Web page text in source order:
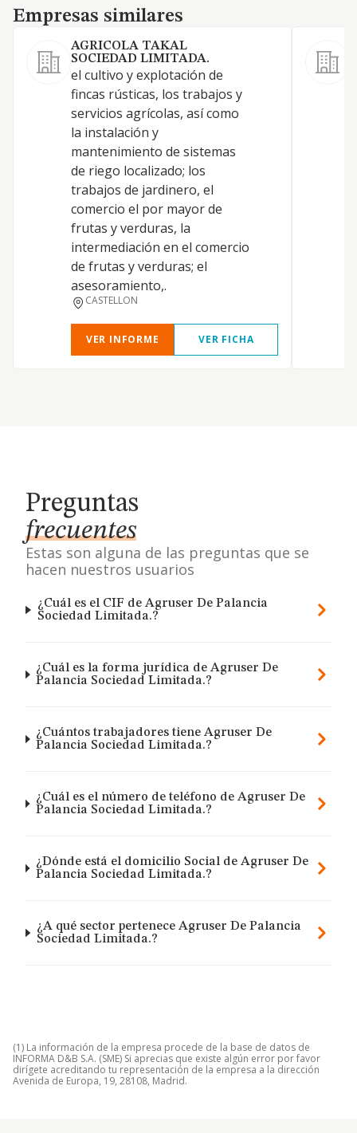
Empresas similares
Empresas similares
AGRICOLA TAKAL
SOCIEDAD LIMITADA.
el cultivo y explotación de
fincas rústicas, los trabajos y
servicios agrícolas, así como
la instalación y
mantenimiento de sistemas
de riego localizado; los
trabajos de jardinero, el
comercio el por mayor de
frutas y verduras, la
intermediación en el comercio
de frutas y verduras; el
asesoramiento,.
CASTELLON
VER INFORME VER FICHA
Preguntas
frecuentes
Estas son alguna de las preguntas que se
hacen nuestros usuarios
¿Cuál es el CIF de Agruser De Palancia
Sociedad Limitada.?
¿Cuál es la forma jurídica de Agruser De
Palancia Sociedad Limitada.?
¿Cuántos trabajadores tiene Agruser De
Palancia Sociedad Limitada.?
¿Cuál es el número de teléfono de Agruser De
Palancia Sociedad Limitada.?
¿Dónde está el domicilio Social de Agruser De
Palancia Sociedad Limitada.?
¿A qué sector pertenece Agruser De Palancia
Sociedad Limitada.?
(1) La información de la empresa procede de la base de datos de
INFORMA D&B S.A. (SME) Si aprecias que existe algún error por favor
dirígete acreditando tu representación de la empresa a la dirección
Avenida de Europa, 19, 28108, Madrid.